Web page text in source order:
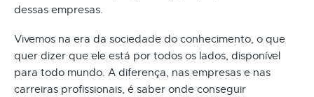
dessas empresas.
Vivemos na era da sociedade do conhecimento, o que
quer dizer que ele está por todos os lados, disponível
para todo mundo. A diferença, nas empresas e nas
carreiras profissionais, é saber onde conseguir